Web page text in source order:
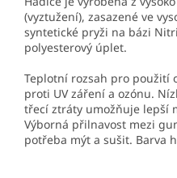
(vyztužení), zasazené ve
syntetické pryži na bázi
polyesterový úplet.
Teplotní rozsah pro použití
proti UV záření a ozónu.
třecí ztráty umožňuje lepší
Výborná přilnavost mezi
potřeba mýt a sušit. Barva